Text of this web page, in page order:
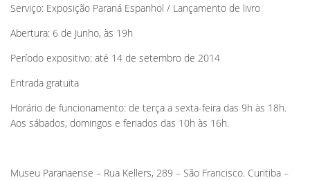
Serviço: Exposição Paraná Espanhol / Lançamento de livro
Abertura: 6 de Junho, às 19h
Período expositivo: até 14 de setembro de 2014
Entrada gratuita
Horário de funcionamento: de terça a sexta-feira das 9h às 18h.
Aos sábados, domingos e feriados das 10h às 16h.
Museu Paranaense – Rua Kellers, 289 – São Francisco. Curitiba –